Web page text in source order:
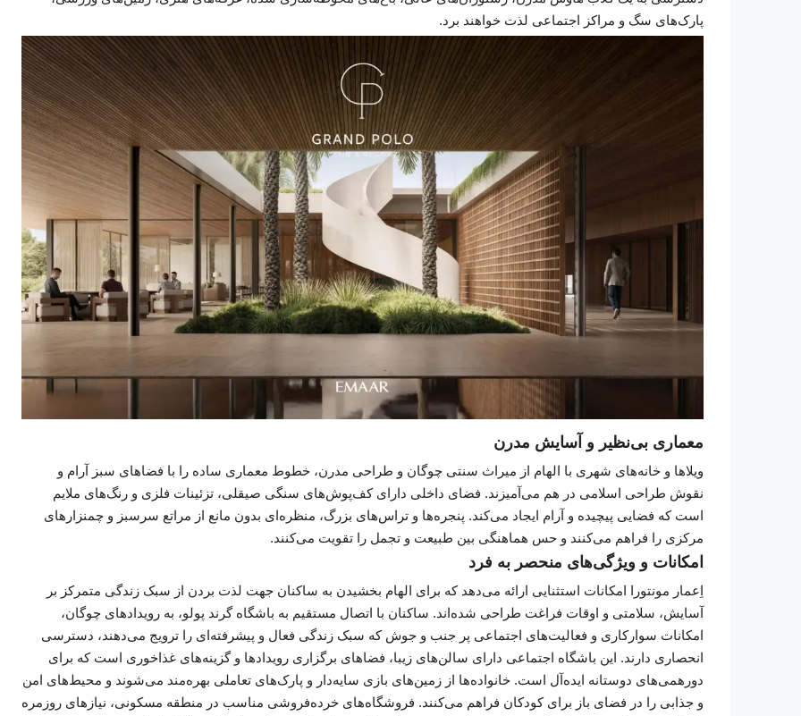
پارک‌های سگ و مراکز اجتماعی لذت خواهند برد.
معماری بی‌نظیر و آسایش مدرن
ویلاها و خانه‌های شهری با الهام از میراث سنتی چوگان و طراحی مدرن، خطوط معماری ساده را با فضاهای سبز آرام و
نقوش طراحی اسلامی در هم می‌آمیزند. فضای داخلی دارای کف‌پوش‌های سنگی صیقلی، تزئینات فلزی و رنگ‌های ملایم
است که فضایی پیچیده و آرام ایجاد می‌کند. پنجره‌ها و تراس‌های بزرگ، منظره‌ای بدون مانع از مراتع سرسبز و چمنزارهای
مرکزی را فراهم می‌کنند و حس هماهنگی بین طبیعت و تجمل را تقویت می‌کنند.
امکانات و ویژگی‌های منحصر به فرد
اِعمار مونتورا امکانات استثنایی ارائه می‌دهد که برای الهام بخشیدن به ساکنان جهت لذت بردن از سبک زندگی متمرکز بر
آسایش، سلامتی و اوقات فراغت طراحی شده‌اند. ساکنان با اتصال مستقیم به باشگاه گرند پولو، به رویدادهای چوگان،
امکانات سوارکاری و فعالیت‌های اجتماعی پر جنب و جوش که سبک زندگی فعال و پیشرفته‌ای را ترویج می‌دهند، دسترسی
انحصاری دارند. این باشگاه اجتماعی دارای سالن‌های زیبا، فضاهای برگزاری رویدادها و گزینه‌های غذاخوری است که برای
دورهمی‌های دوستانه ایده‌آل است. خانواده‌ها از زمین‌های بازی سایه‌دار و پارک‌های تعاملی بهره‌مند می‌شوند و محیط‌های امن
و جذابی را در فضای باز برای کودکان فراهم می‌کنند. فروشگاه‌های خرده‌فروشی مناسب در منطقه مسکونی، نیازهای روزمره